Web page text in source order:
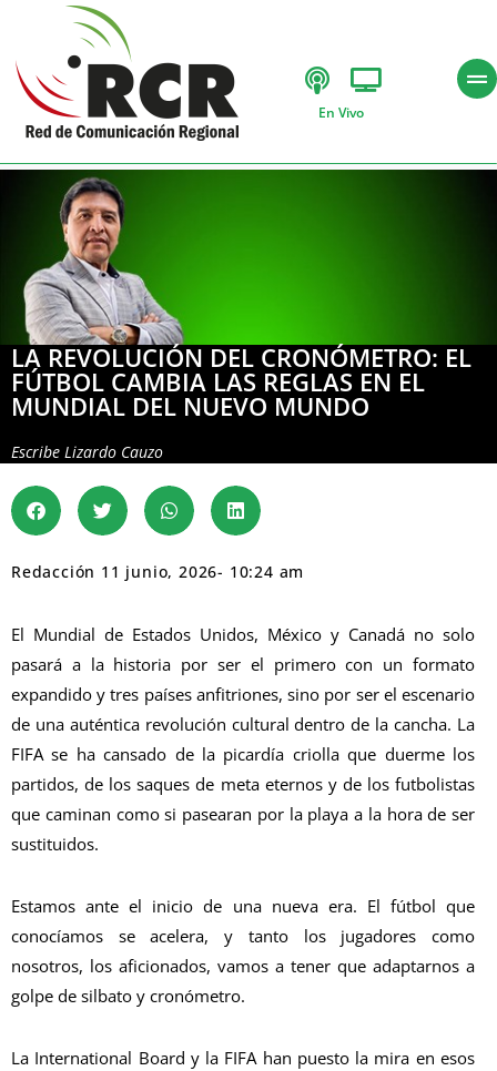
En Vivo
LA REVOLUCIÓN DEL CRONÓMETRO: EL
FÚTBOL CAMBIA LAS REGLAS EN EL
MUNDIAL DEL NUEVO MUNDO
Escribe Lizardo Cauzo
Redacción 11 junio, 2026- 10:24 am
​El Mundial de Estados Unidos, México y Canadá no solo
pasará a la historia por ser el primero con un formato
expandido y tres países anfitriones, sino por ser el escenario
de una auténtica revolución cultural dentro de la cancha. La
FIFA se ha cansado de la picardía criolla que duerme los
partidos, de los saques de meta eternos y de los futbolistas
que caminan como si pasearan por la playa a la hora de ser
sustituidos.
​Estamos ante el inicio de una nueva era. El fútbol que
conocíamos se acelera, y tanto los jugadores como
nosotros, los aficionados, vamos a tener que adaptarnos a
golpe de silbato y cronómetro.
​​La International Board y la FIFA han puesto la mira en esos